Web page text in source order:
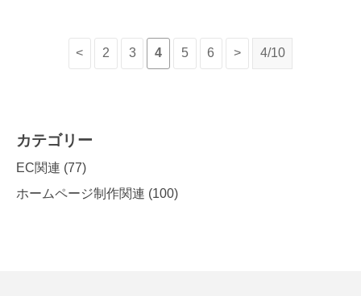
< 2 3 4 5 6 > 4/10
カテゴリー
EC関連 (77)
ホームページ制作関連 (100)